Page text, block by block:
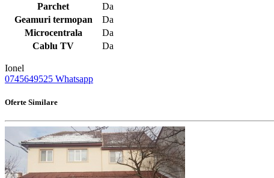
Parchet
Da
Geamuri termopan
Da
Microcentrala
Da
Cablu TV
Da
Ionel
0745649525 Whatsapp
Oferte Similare